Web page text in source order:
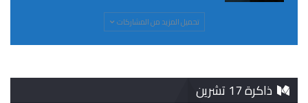
تحميل المزيد من المشاركات
ذاكرة 17 تشرين